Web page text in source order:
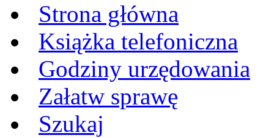
Strona główna
Książka telefoniczna
Godziny urzędowania
Załatw sprawę
Szukaj